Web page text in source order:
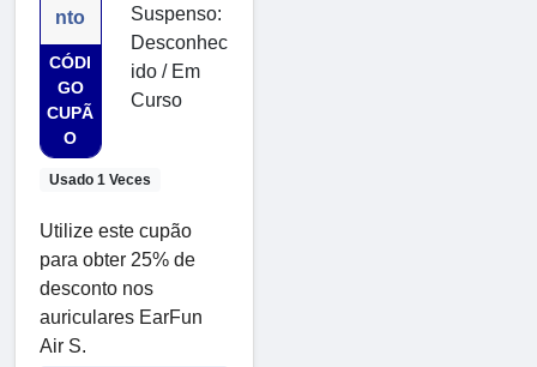
nto
CÓDI
GO
CUPÃ
O
Usado 1 Veces
Suspenso:
Desconhec
ido / Em
Curso
Utilize este cupão
para obter 25% de
desconto nos
auriculares EarFun
Air S.